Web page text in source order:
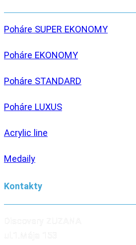
Poháre SUPER EKONOMY
Poháre EKONOMY
Poháre STANDARD
Poháre LUXUS
Acrylic line
Medaily
Kontakty